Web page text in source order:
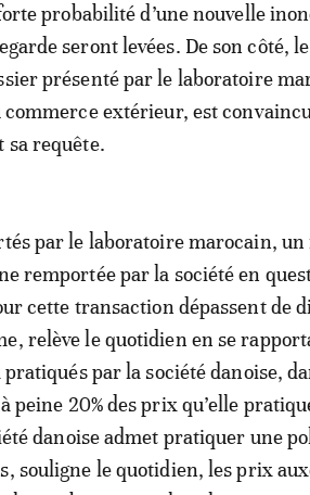
probabilité d’une nouvelle
seront levées. De son côté,
présenté par le laboratoire
extérieur, est
requête.
par le laboratoire marocain,
remportée par la société en
cette transaction dépassent de
relève le quotidien en se
par la société danoise,
peine 20% des prix qu’elle
danoise admet pratiquer une
souligne le quotidien, les prix